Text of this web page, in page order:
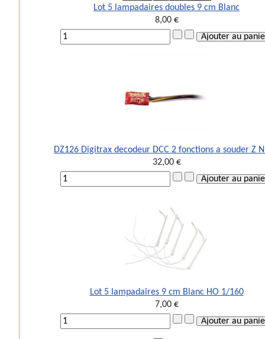
Lot 5 lampadaires doubles 9 cm Blanc
8,00 €
DZ126 Digitrax decodeur DCC 2 fonctions a souder Z
32,00 €
Lot 5 lampadaires 9 cm Blanc HO 1/160
7,00 €